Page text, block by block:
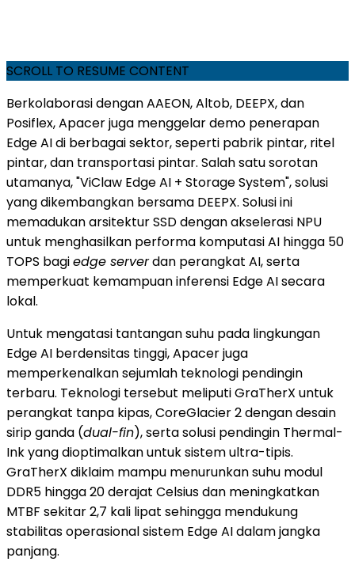
SCROLL TO RESUME CONTENT
Berkolaborasi dengan AAEON, Altob, DEEPX, dan
Posiflex, Apacer juga menggelar demo penerapan
Edge AI di berbagai sektor, seperti pabrik pintar, ritel
pintar, dan transportasi pintar. Salah satu sorotan
utamanya, "ViClaw Edge AI + Storage System", solusi
yang dikembangkan bersama DEEPX. Solusi ini
memadukan arsitektur SSD dengan akselerasi NPU
untuk menghasilkan performa komputasi AI hingga 50
TOPS bagiedge serverdan perangkat AI, serta
memperkuat kemampuan inferensi Edge AI secara
lokal.
Untuk mengatasi tantangan suhu pada lingkungan
Edge AI berdensitas tinggi, Apacer juga
memperkenalkan sejumlah teknologi pendingin
terbaru. Teknologi tersebut meliputi GraTherX untuk
perangkat tanpa kipas, CoreGlacier 2 dengan desain
sirip ganda (dual-fin), serta solusi pendingin Thermal-
Ink yang dioptimalkan untuk sistem ultra-tipis.
GraTherX diklaim mampu menurunkan suhu modul
DDR5 hingga 20 derajat Celsius dan meningkatkan
MTBF sekitar 2,7 kali lipat sehingga mendukung
stabilitas operasional sistem Edge AI dalam jangka
panjang.